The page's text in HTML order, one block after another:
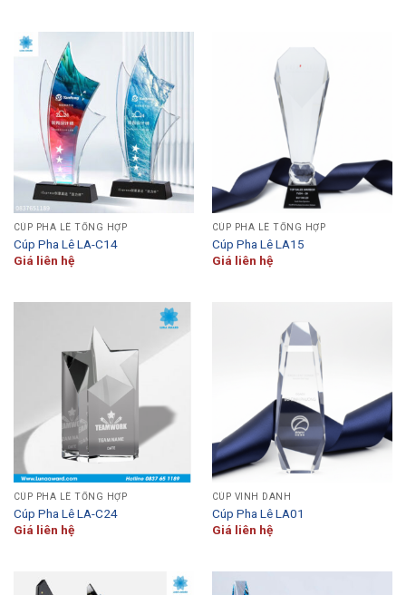
CÚP PHA LÊ TỔNG HỢP
Cúp Pha Lê LA-C14
Giá liên hệ
CÚP PHA LÊ TỔNG HỢP
Cúp Pha Lê LA15
Giá liên hệ
CÚP PHA LÊ TỔNG HỢP
Cúp Pha Lê LA-C24
Giá liên hệ
CÚP VINH DANH
Cúp Pha Lê LA01
Giá liên hệ